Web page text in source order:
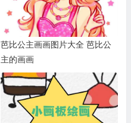
芭比公主画画图片大全 芭比公
主的画画